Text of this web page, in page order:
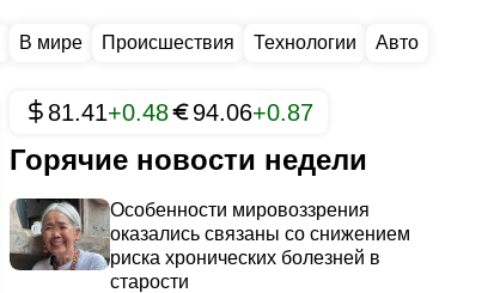
В мире Происшествия Технологии Авто
81.41+0.48 94.06+0.87
Горячие новости недели
Особенности мировоззрения
оказались связаны со снижением
риска хронических болезней в
старости